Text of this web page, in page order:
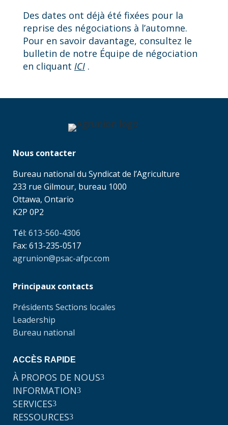
Des dates ont déjà été fixées pour la
reprise des négociations à l’automne.
Pour en savoir davantage, consultez le
bulletin de notre Équipe de négociation
en cliquant ICI.
Nous contacter
Bureau national du Syndicat de l’Agriculture
233 rue Gilmour, bureau 1000
Ottawa, Ontario
K2P 0P2
Tél: 613-560-4306
Fax: 613-235-0517
agrunion@psac-afpc.com
Principaux contacts
Présidents Sections locales
Leadership
Bureau national
ACCÈS RAPIDE
À PROPOS DE NOUS3
INFORMATION3
SERVICES3
RESSOURCES3